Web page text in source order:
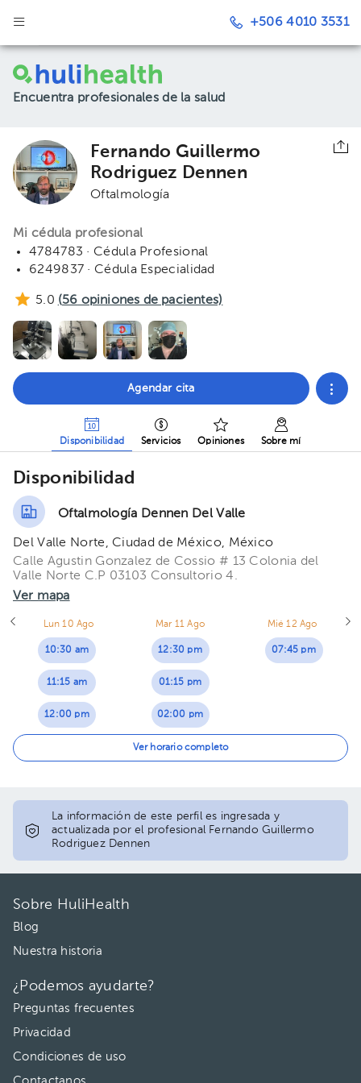
+506 4010 3531
Encuentra profesionales de la salud
Fernando Guillermo
Rodriguez Dennen
Oftalmología
Mi cédula profesional
4784783 · Cédula Profesional
6249837 · Cédula Especialidad
5.0 (56 opiniones de pacientes)
Agendar cita
Disponibilidad Servicios Opiniones Sobre mí
Disponibilidad
Oftalmología Dennen Del Valle
Del Valle Norte, Ciudad de México, México
Calle Agustin Gonzalez de Cossio # 13 Colonia del
Valle Norte C.P 03103 Consultorio 4.
Ver mapa
Lun 10 Ago
10:30 am
11:15 am
12:00 pm
Mar 11 Ago
12:30 pm
01:15 pm
02:00 pm
02:45 pm
04:15 pm
05:45 pm
Mié 12 Ago
07:45 pm
Ver horario completo
La información de este perfil es ingresada y
actualizada por el profesional Fernando Guillermo
Rodriguez Dennen
Sobre HuliHealth
Blog
Nuestra historia
¿Podemos ayudarte?
Preguntas frecuentes
Privacidad
Condiciones de uso